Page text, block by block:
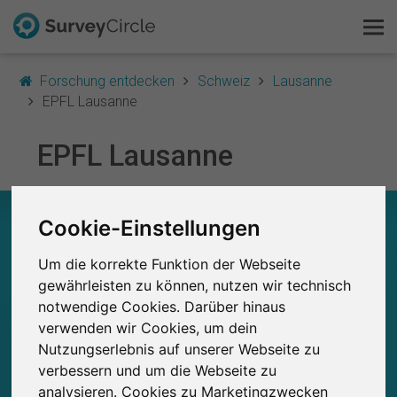
Cookie-Einstellungen
Um die korrekte Funktion der Webseite
gewährleisten zu können, nutzen wir technisch
notwendige Cookies. Darüber hinaus
verwenden wir Cookies, um dein
Nutzungserlebnis auf unserer Webseite zu
verbessern und um die Webseite zu
analysieren. Cookies zu Marketingzwecken
Forschung entdecken Schweiz
Lausanne
EPFL Lausanne
EPFL Lausanne
EPFL LAUSANNE – AUF EINEN BLICK
0
Bisher bei SurveyCircle veröffentlichte
Studien
0
Aktuell bei SurveyCircle veröffentlichte
Studien
Survey Ranking
Forschung entdecken
FAQ
Kostenlos registrieren
Anmelden